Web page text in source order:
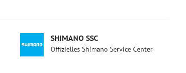
SHIMANO SSC
Offizielles Shimano Service Center